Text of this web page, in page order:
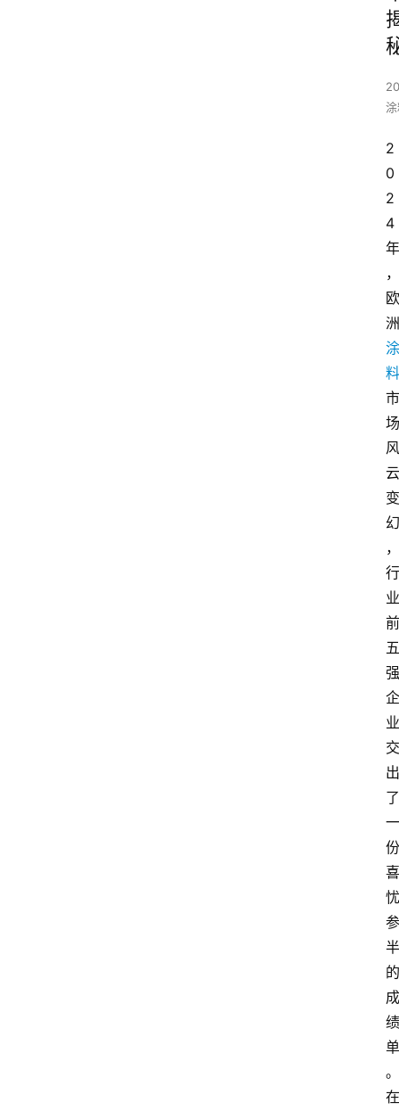
2
0
2
4
年
，
欧
洲
涂
料
市
场
风
云
变
幻
，
行
业
前
五
强
企
业
交
出
了
一
份
喜
忧
参
半
的
成
绩
单
。
在